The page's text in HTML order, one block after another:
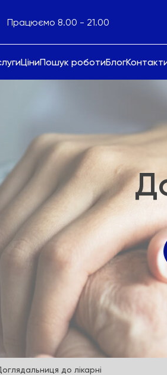
Працюємо 8.00 - 21.00
ЦіниПошук роботиБлог
до лікарні